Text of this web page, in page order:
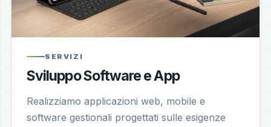
SERVIZI
Sviluppo Software e App
Realizziamo applicazioni web, mobile e
software gestionali progettati sulle esigenze